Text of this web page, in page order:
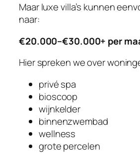
Maar luxe villa’s kunnen
naar:
€20.000–€30.000+ per
Hier spreken we over
privé spa
bioscoop
wijnkelder
binnenzwembad
wellness
grote percelen